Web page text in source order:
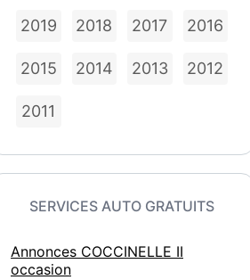
2019 2018 2017 2016
2015 2014 2013 2012
2011
SERVICES AUTO GRATUITS
Annonces COCCINELLE II
occasion